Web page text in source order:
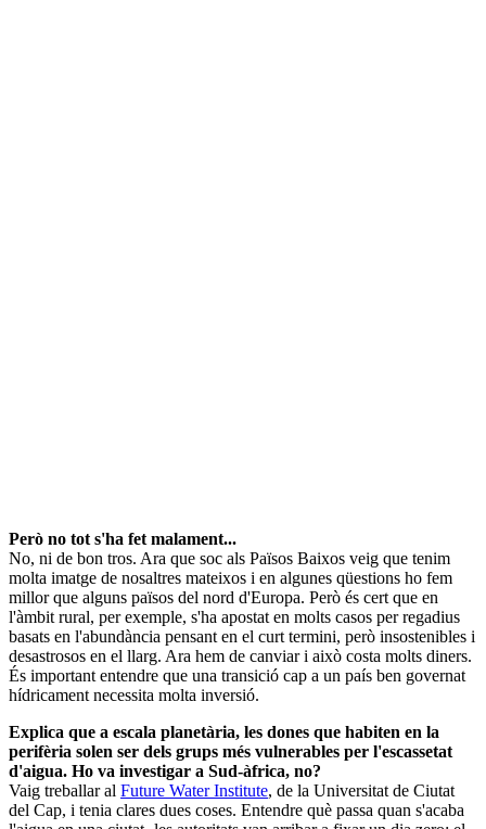
Però no tot s'ha fet malament...
No, ni de bon tros. Ara que soc als Països Baixos veig que tenim
molta imatge de nosaltres mateixos i en algunes qüestions ho fem
millor que alguns països del nord d'Europa. Però és cert que en
l'àmbit rural, per exemple, s'ha apostat en molts casos per regadius
basats en l'abundància pensant en el curt termini, però insostenibles i
desastrosos en el llarg. Ara hem de canviar i això costa molts diners.
És important entendre que una transició cap a un país ben governat
hídricament necessita molta inversió.
Explica que a escala planetària, les dones que habiten en la
perifèria solen ser dels grups més vulnerables per l'escassetat
d'aigua. Ho va investigar a Sud-àfrica, no?
Vaig treballar al Future Water Institute, de la Universitat de Ciutat
del Cap, i tenia clares dues coses. Entendre què passa quan s'acaba